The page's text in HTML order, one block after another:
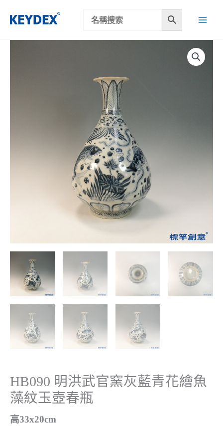
HB090 明洪武官窯灰藍青花繪魚
藻紋玉壺春瓶
高33x20cm